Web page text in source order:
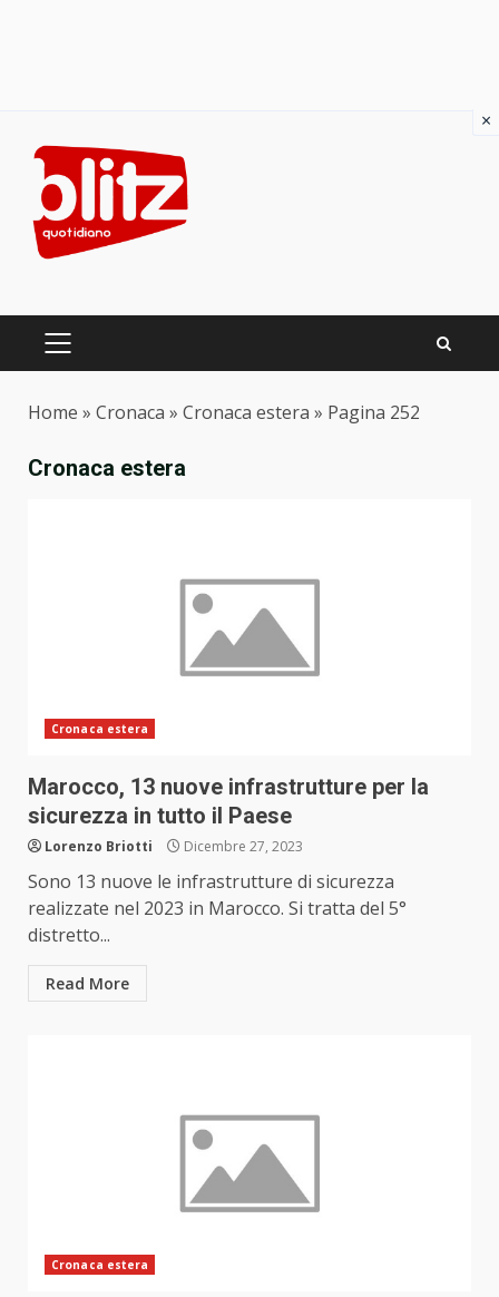
content
PRIMARY
Home » Cronaca » Cronaca estera » Pagina 252
Cronaca estera
Cronaca estera
Marocco, 13 nuove infrastrutture per la
sicurezza in tutto il Paese
Lorenzo Briotti Dicembre 27, 2023
Sono 13 nuove le infrastrutture di sicurezza
realizzate nel 2023 in Marocco. Si tratta del 5°
distretto...
Read More
Cronaca estera
×